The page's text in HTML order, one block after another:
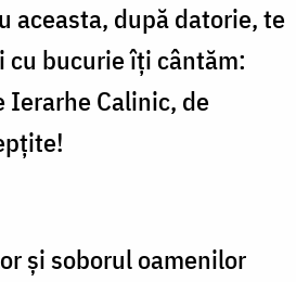
aceasta, după datorie, te
cu bucurie îți cântăm:
Ierarhe Calinic, de
și soborul oamenilor